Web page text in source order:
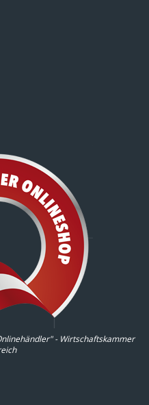
- Wirtschaftskammer